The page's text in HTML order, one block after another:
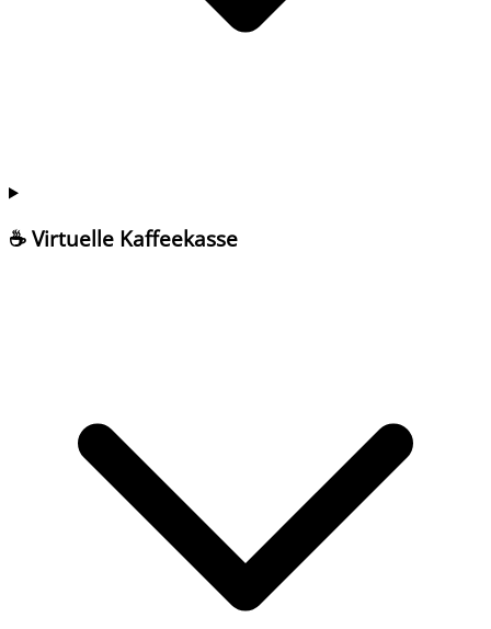
☕ Virtuelle Kaffeekasse